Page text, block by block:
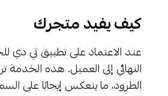
كيف يفيد متجرك
عند الاعتماد على تطبيق تي
النهائي إلى العميل. هذه
الطرود، ما ينعكس إيجابًا على